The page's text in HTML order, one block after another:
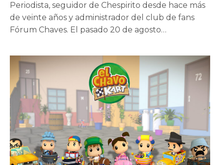
Periodista, seguidor de Chespirito desde hace más
de veinte años y administrador del club de fans
Fórum Chaves. El pasado 20 de agosto…